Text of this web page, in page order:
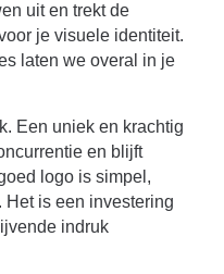
uit en trekt de
je visuele identiteit.
laten we overal in je
Een uniek en krachtig
en blijft
logo is simpel,
is een investering
indruk